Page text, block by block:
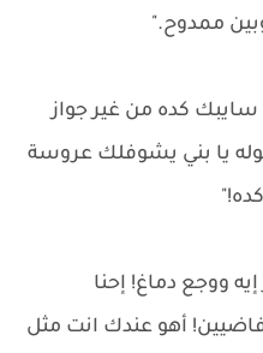
ممدوح."
كده من غير جواز
يا بني يشوفلك عروسة
ووجع دماغ! إحنا
أهو عندك انت مثل